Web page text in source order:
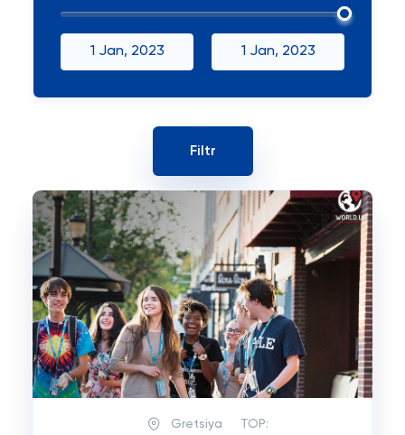
1 Jan, 2023 1 Jan, 2023
Gretsiya TOP: